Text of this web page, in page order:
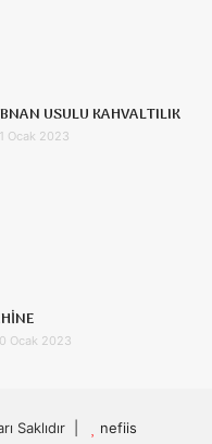
USULU KAHVALTILIK
Ocak 2023
Ocak 2023
Saklıdır | nefiis